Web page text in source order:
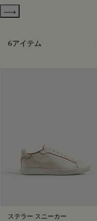
Show more categories
6アイテム
ステラー スニーカー